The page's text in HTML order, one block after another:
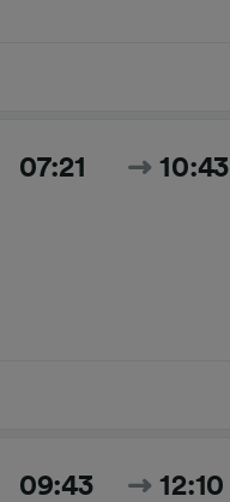
07:21 10:43
09:43 12:10